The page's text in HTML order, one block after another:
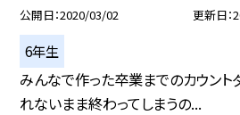
公開日 2020/03/02 更新日
6年生
みんなで作った卒業までのカウン
れないまま終わってしまうの...